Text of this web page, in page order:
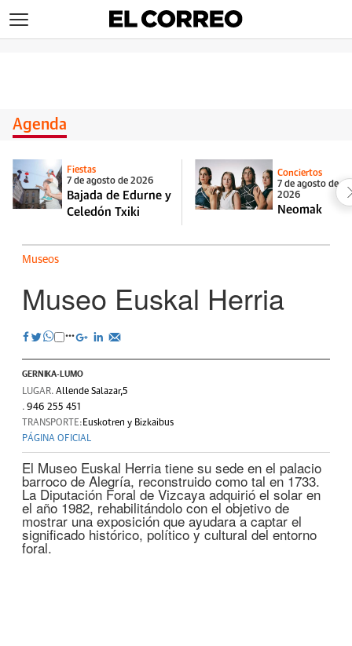
Agenda
Fiestas
7 de agosto de 2026
Bajada de Edurne y
Celedón Txiki
Conciertos
7 de agosto de
2026
Neomak
Museos
Museo Euskal Herria
GERNIKA-LUMO
LUGAR. Allende Salazar,5
. 946 255 451
TRANSPORTE: Euskotren y Bizkaibus
PÁGINA OFICIAL
El Museo Euskal Herria tiene su sede en el palacio
barroco de Alegría, reconstruido como tal en 1733.
La Diputación Foral de Vizcaya adquirió el solar en
el año 1982, rehabilitándolo con el objetivo de
mostrar una exposición que ayudara a captar el
significado histórico, político y cultural del entorno
foral.